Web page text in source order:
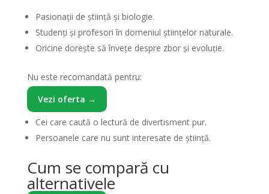
Pasionații de știință și biologie.
Studenți și profesori în domeniul științelor naturale.
Oricine dorește să învețe despre zbor și evoluție.
Nu este recomandată pentru:
Vezi oferta →
Cei care caută o lectură de divertisment pur.
Persoanele care nu sunt interesate de știință.
Cum se compară cu
alternativele